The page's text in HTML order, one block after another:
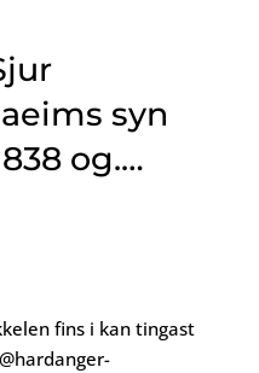
syn
og.…
fins i kan tingast